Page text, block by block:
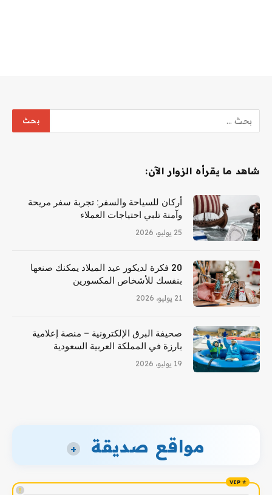
شاهد ما يقرأه الزوار الآن:
أركان للسياحة والسفر: تجربة سفر مريحة
وآمنة تلبي احتياجات العملاء
25 يوليو، 2026
20 فكرة لديكور عيد الميلاد يمكنك صنعها
بنفسك للأشخاص المكسورين
21 يوليو، 2026
صحيفة البرق الإلكترونية – منصة إعلامية
بارزة في المملكة العربية السعودية
19 يوليو، 2026
مواقع صديقة +
!